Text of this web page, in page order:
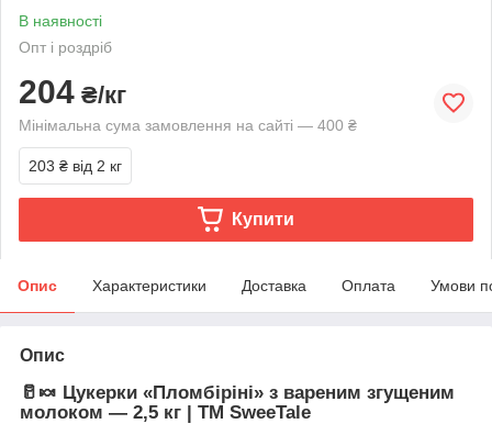
В наявності
Опт і роздріб
204 ₴/кг
Мінімальна сума замовлення на сайті — 400 ₴
203 ₴ від 2 кг
Купити
Опис Характеристики Доставка Оплата Умови
Опис
🥛🍬 Цукерки «Пломбіріні» з вареним згущеним
молоком — 2,5 кг | ТМ SweeTale